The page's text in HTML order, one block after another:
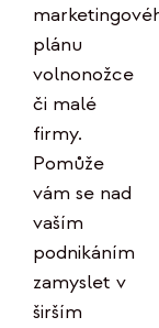
plánu
volnonožce
či malé
firmy.
Pomůže
vám se nad
vaším
podnikáním
zamyslet v
širším